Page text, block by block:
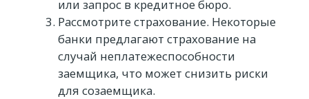
или запрос в кредитное бюро.
Рассмотрите страхование. Некоторые
банки предлагают страхование на
случай неплатежеспособности
заемщика, что может снизить риски
для созаемщика.